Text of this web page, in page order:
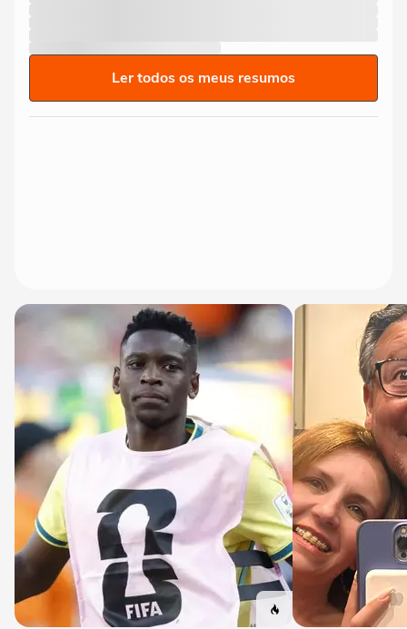
Ler todos os meus resumos